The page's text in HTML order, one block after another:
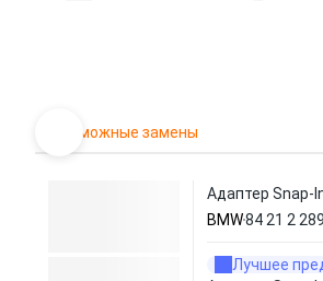
Возможные замены
Адаптер Snap-
BMW84 21 2
Лучшее